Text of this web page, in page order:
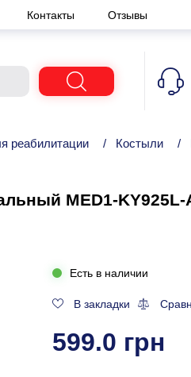
Контакты Отзывы
реабилитации / Костыли /
MED1-KY925L-
Есть в наличии
В закладки
599.0 грн